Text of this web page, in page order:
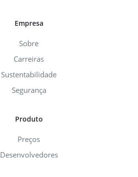
Empresa
Sobre
Carreiras
Sustentabilidade
Segurança
Produto
Preços
Desenvolvedores